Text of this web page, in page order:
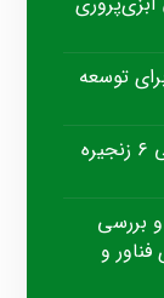
توسعه
الگوهای موفق اقتصاد مردمی؛ بررسی ۶ زنجیره
و بررسی
و